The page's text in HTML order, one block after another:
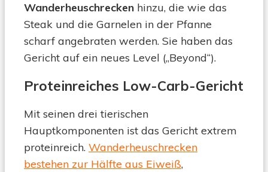
Wanderheuschrecken hinzu, die wie das
Steak und die Garnelen in der Pfanne
scharf angebraten werden. Sie haben das
Gericht auf ein neues Level („Beyond“).
Proteinreiches Low-Carb-Gericht
Mit seinen drei tierischen
Hauptkomponenten ist das Gericht extrem
proteinreich. Wanderheuschrecken
bestehen zur Hälfte aus Eiweiß,